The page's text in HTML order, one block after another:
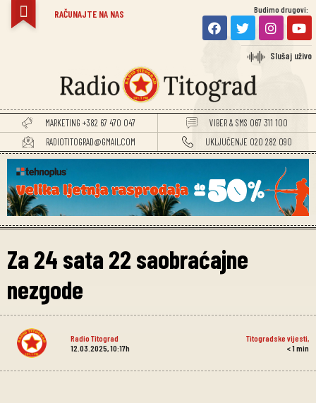
RAČUNAJTE NA NAS Budimo drugovi:
Slušaj uživo
MARKETING +382 67 470 047
VIBER & SMS 067 311 100
RADIOTITOGRAD@GMAIL.COM
UKLJUČENJE 020 282 090
Za 24 sata 22 saobraćajne
nezgode
Radio Titograd Titogradske vijesti
12.03.2025, 10:17h
< 1 min